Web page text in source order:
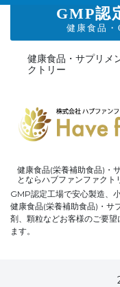
GMP認
健康食品・
健康食品・サプリメ
クトリー
健康食品(栄養補助食品)・
とならハブファンファクト
GMP認定工場で安心製造、
健康食品(栄養補助食品)・サ
剤、顆粒などお客様のご要
ます。